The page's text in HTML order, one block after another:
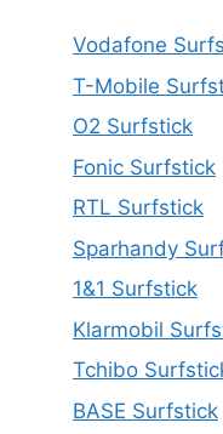
Vodafone
T-Mobile
O2 Surfstick
Fonic Surfstick
RTL Surfstick
Sparhandy
1&1 Surfstick
Klarmobil
Tchibo
BASE Surfstick